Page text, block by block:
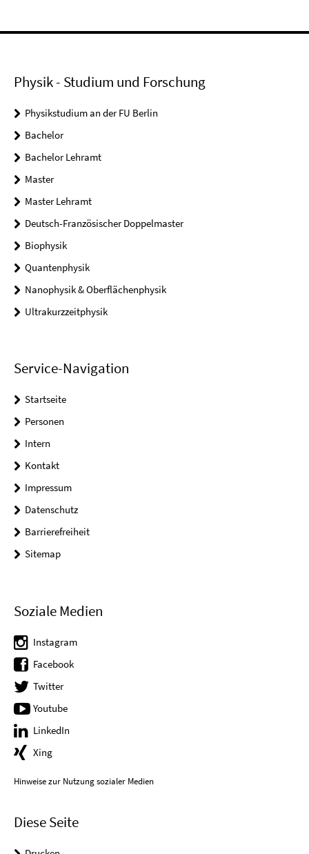
Physik - Studium und Forschung
Physikstudium an der FU Berlin
Bachelor
Bachelor Lehramt
Master
Master Lehramt
Deutsch-Französischer Doppelmaster
Biophysik
Quantenphysik
Nanophysik & Oberflächenphysik
Ultrakurzzeitphysik
Service-Navigation
Startseite
Personen
Intern
Kontakt
Impressum
Datenschutz
Barrierefreiheit
Sitemap
Soziale Medien
Instagram
Facebook
Twitter
Youtube
LinkedIn
Xing
Hinweise zur Nutzung sozialer Medien
Diese Seite